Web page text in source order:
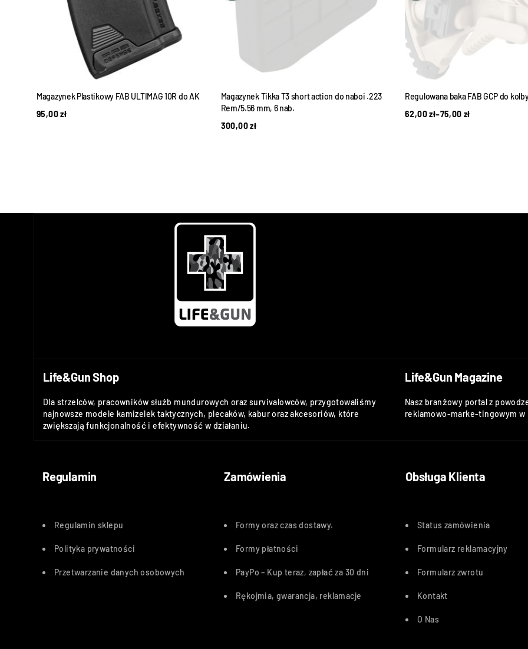
Magazynek Plastikowy FAB ULTIMAG 10R do AK
95,00zł
Magazynek Tikka T3 short action do naboi .223
Rem/5.56 mm, 6 nab.
300,00zł
Regulowana baka FAB GCP do
62,00zł–75,00zł
Life&Gun Shop
Dla strzelców, pracowników służb mundurowych oraz survivalowców, przygotowaliśmy
najnowsze modele kamizelek taktycznych, plecaków, kabur oraz akcesoriów, które
zwiększają funkcjonalność i efektywność w działaniu.
Life&Gun Magazine
Nasz branżowy portal z
reklamowo-marke-tingowym
Regulamin Zamówienia Obsługa Klienta
Regulamin sklepu
Polityka prywatności
Przetwarzanie danych osobowych
Formy oraz czas dostawy.
Formy płatności
PayPo – Kup teraz, zapłać za 30 dni
Rękojmia, gwarancja, reklamacje
Status zamówienia
Formularz reklamacyjny
Formularz zwrotu
Kontakt
O Nas